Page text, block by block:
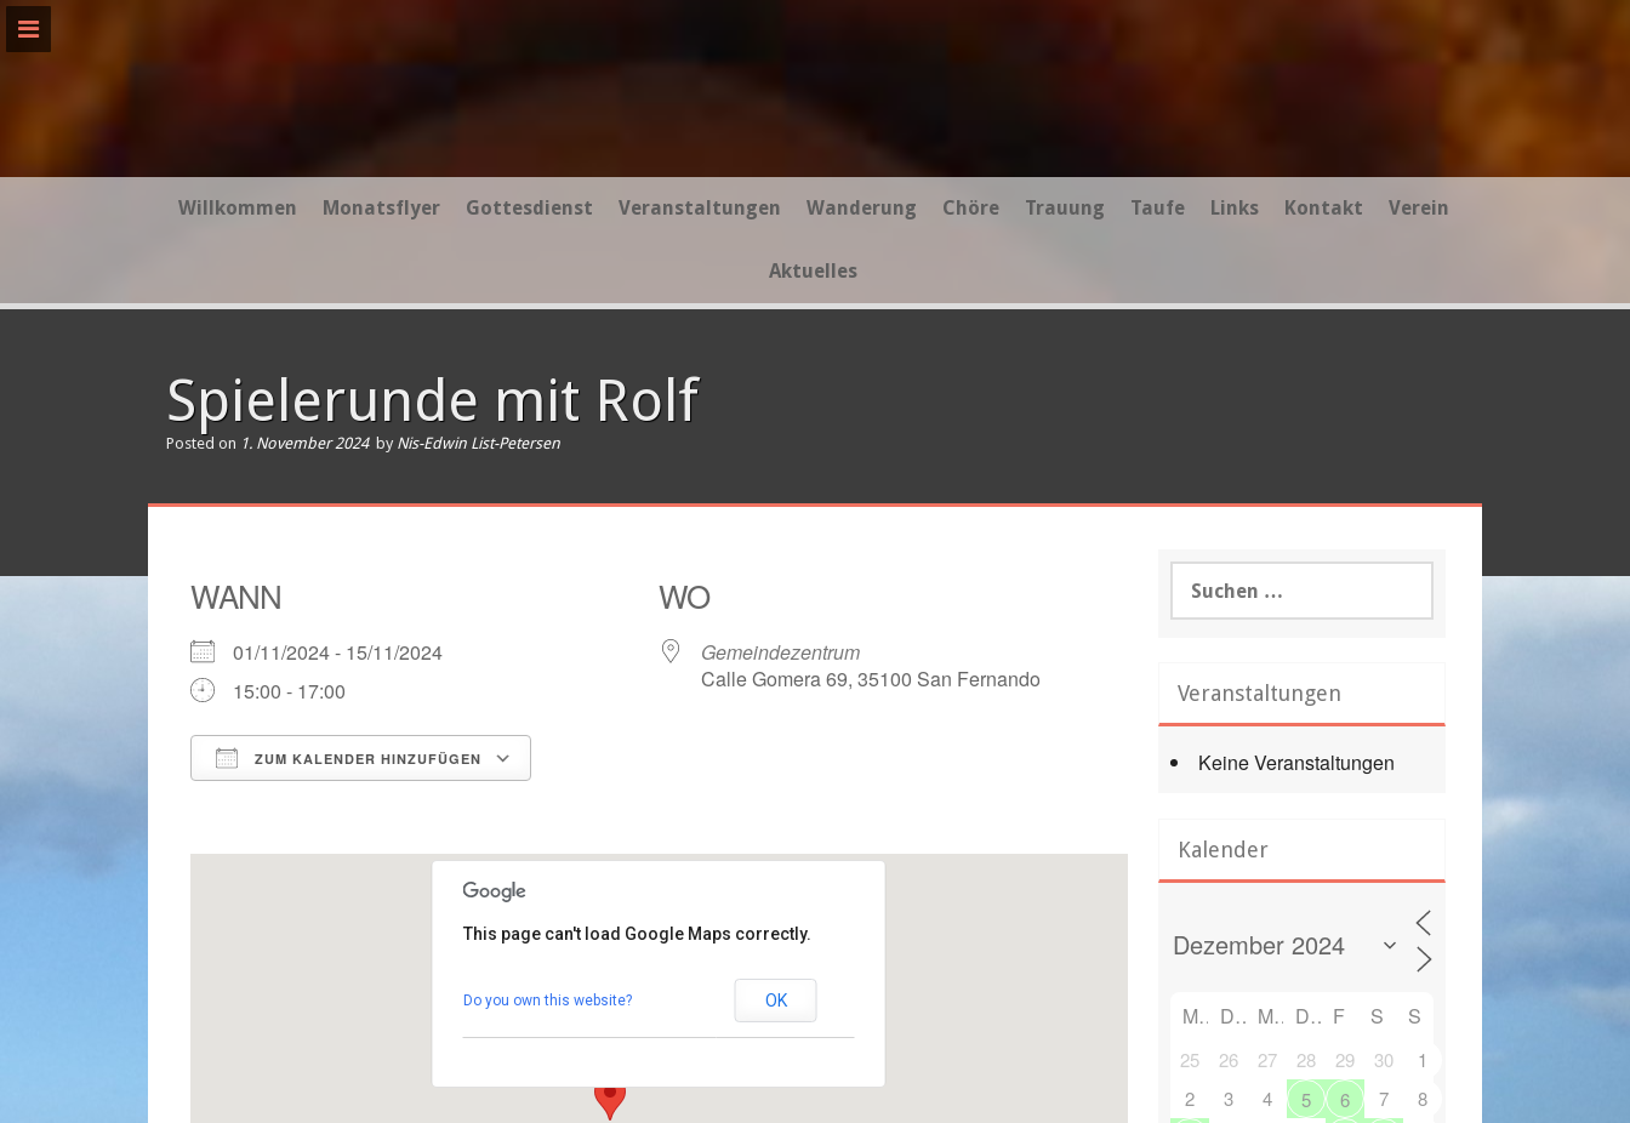
Skip
Willkommen Monatsflyer Gottesdienst Veranstaltungen Wanderung Chöre Trauung Taufe Links Kontakt Verein
Aktuelles
Spielerunde mit Rolf
Posted on 1. November 2024 by Nis-Edwin List-Petersen
WANN
01/11/2024 - 15/11/2024
15:00 - 17:00
ZUM KALENDER HINZUFÜGEN
Outlook Live
WO
Gemeindezentrum
Calle Gomera 69, 35100 San Fernando
Gemeindezentrum
This page can't load Google Maps correctly.
Do you own this website? OK
nach:
Veranstaltungen
Keine Veranstaltungen
Kalender
M D M D F S S
25 26 27 28 29 30
1
2
3 4 5 6 7
8